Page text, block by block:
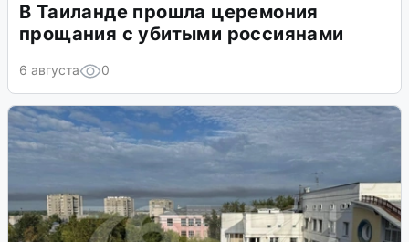
В Таиланде прошла церемония
прощания с убитыми россиянами
6 августа 0